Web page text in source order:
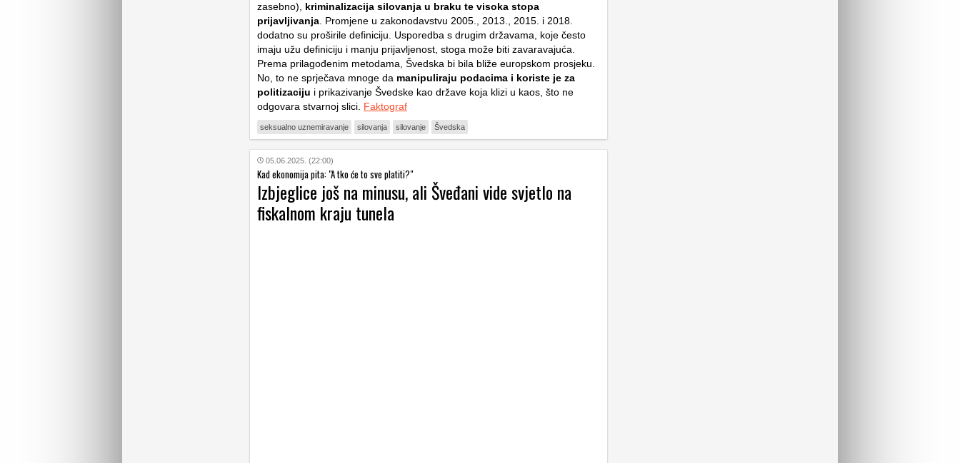
zasebno), kriminalizacija silovanja u braku te visoka stopa
prijavljivanja . Promjene u zakonodavstvu 2005., 2013., 2015. i 2018.
dodatno su proširile definiciju. Usporedba s drugim državama, koje često
imaju užu definiciju i manju prijavljenost, stoga može biti zavaravajuća.
Prema prilagođenim metodama, Švedska bi bila bliže europskom prosjeku.
No, to ne sprječava mnoge da manipuliraju podacima i koriste je za
politizaciju i prikazivanje Švedske kao države koja klizi u kaos, što ne
odgovara stvarnoj slici. Faktograf
seksualno uznemiravanje silovanja silovanje Švedska
05.06.2025. (22:00)
Kad ekonomija pita: "A tko će to sve platiti?"
Izbjeglice još na minusu, ali Šveđani vide svjetlo na
fiskalnom kraju tunela